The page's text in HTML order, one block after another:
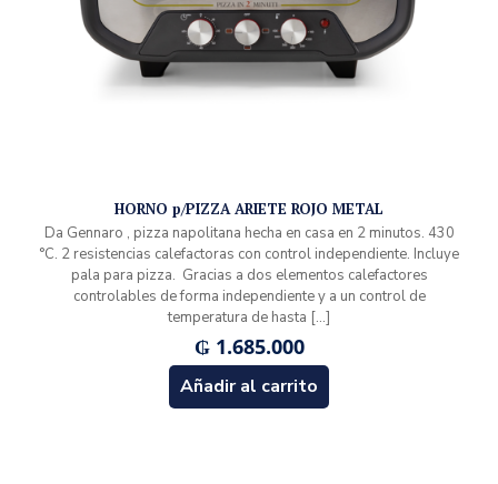
HORNO p/PIZZA ARIETE ROJO METAL
Da Gennaro , pizza napolitana hecha en casa en 2 minutos. 430
°C. 2 resistencias calefactoras con control independiente. Incluye
pala para pizza. Gracias a dos elementos calefactores
controlables de forma independiente y a un control de
temperatura de hasta […]
₲1.685.000
Añadir al carrito